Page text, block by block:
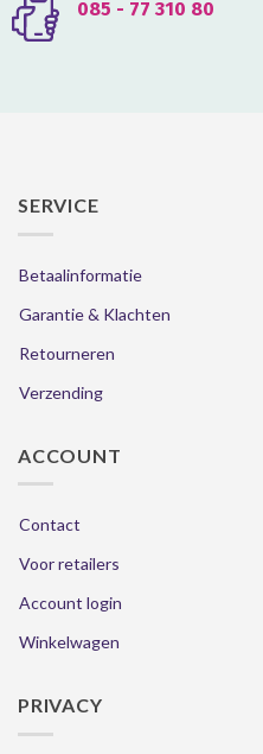
085 - 77 310 80
SERVICE
Betaalinformatie
Garantie & Klachten
Retourneren
Verzending
ACCOUNT
Contact
Voor retailers
Account login
Winkelwagen
PRIVACY